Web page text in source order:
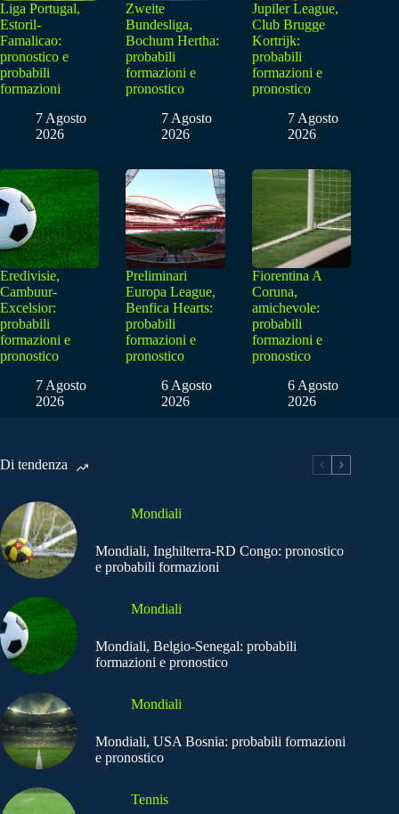
Liga Portugal,
Estoril-
Famalicao:
pronostico e
probabili
formazioni
7 Agosto
2026
Zweite
Bundesliga,
Bochum Hertha:
probabili
formazioni e
pronostico
7 Agosto
2026
Jupiler League,
Club Brugge
Kortrijk:
probabili
formazioni e
pronostico
7 Agosto
2026
Eredivisie,
Cambuur-
Excelsior:
probabili
formazioni e
pronostico
7 Agosto
2026
Preliminari
Europa League,
Benfica Hearts:
probabili
formazioni e
pronostico
6 Agosto
2026
Fiorentina A
Coruna,
amichevole:
probabili
formazioni e
pronostico
6 Agosto
2026
Di tendenza
Mondiali
Mondiali, Inghilterra-RD Congo: pronostico
e probabili formazioni
Mondiali
Mondiali, Belgio-Senegal: probabili
formazioni e pronostico
Mondiali
Mondiali, USA Bosnia: probabili formazioni
e pronostico
Tennis